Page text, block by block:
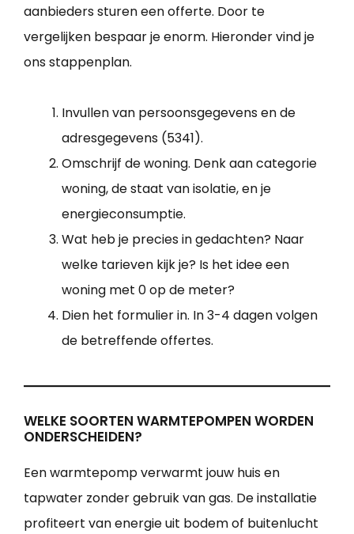
aanbieders sturen een offerte. Door te
vergelijken bespaar je enorm. Hieronder vind je
ons stappenplan.
Invullen van persoonsgegevens en de
adresgegevens (5341).
Omschrijf de woning. Denk aan categorie
woning, de staat van isolatie, en je
energieconsumptie.
Wat heb je precies in gedachten? Naar
welke tarieven kijk je? Is het idee een
woning met 0 op de meter?
Dien het formulier in. In 3-4 dagen volgen
de betreffende offertes.
WELKE SOORTEN WARMTEPOMPEN WORDEN
ONDERSCHEIDEN?
Een warmtepomp verwarmt jouw huis en
tapwater zonder gebruik van gas. De installatie
profiteert van energie uit bodem of buitenlucht